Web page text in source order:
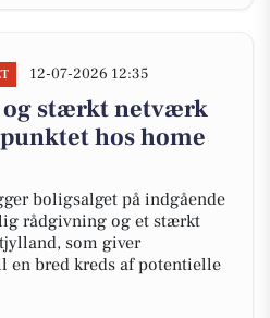
12-07-2026 12:35
og stærkt netværk
hos home
boligsalget på indgående
rådgivning og et stærkt
som giver
en bred kreds af potentielle